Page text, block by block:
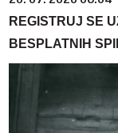
REGISTRUJ SE
BESPLATNIH